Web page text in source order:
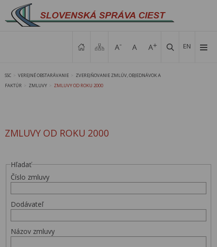
EN
SSC VEREJNÉ OBSTARÁVANIE
ZVEREJŇOVANIE ZMLÚV, OBJEDNÁVOK A
FAKTÚR
ZMLUVY ZMLUVY OD ROKU 2000
ZMLUVY OD ROKU 2000
Hľadať
Číslo zmluvy
Dodávateľ
Názov zmluvy